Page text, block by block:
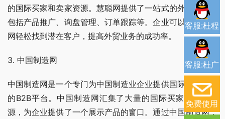
的国际买家和卖家资源。慧聪网提供了一站式的外贸服务，
包括产品推广、询盘管理、订单跟踪等。企业可以通过慧聪
网轻松找到潜在客户，提高外贸业务的成功率。
3. 中国制造网
中国制造网是一个专门为中国制造业企业提供国际贸易服务
的B2B平台。中国制造网汇集了大量的国际买家和卖家资
源，为企业提供了一个展示产品的窗口。通过中国制造网，
客服:杜程
客服:杜广
免费使用